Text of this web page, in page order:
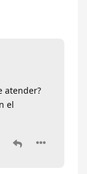
atender?
el